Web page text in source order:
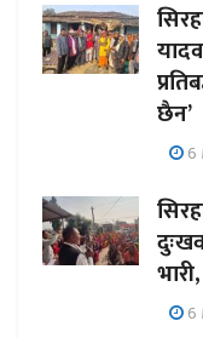
छैन’
6
6